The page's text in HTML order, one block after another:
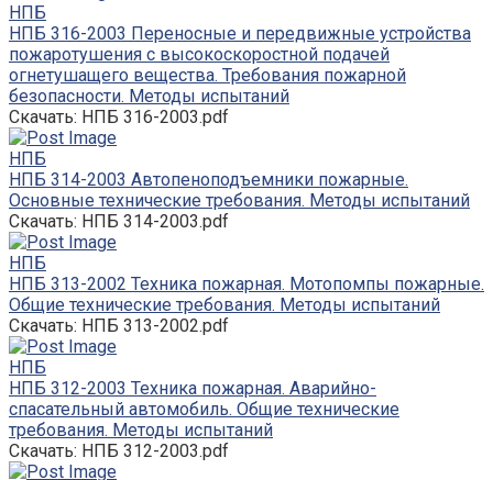
НПБ
НПБ 316-2003 Переносные и передвижные устройства
пожаротушения с высокоскоростной подачей
огнетушащего вещества. Требования пожарной
безопасности. Методы испытаний
Скачать: НПБ 316-2003.pdf
НПБ
НПБ 314-2003 Автопеноподъемники пожарные.
Основные технические требования. Методы испытаний
Скачать: НПБ 314-2003.pdf
НПБ
НПБ 313-2002 Техника пожарная. Мотопомпы пожарные.
Общие технические требования. Методы испытаний
Скачать: НПБ 313-2002.pdf
НПБ
НПБ 312-2003 Техника пожарная. Аварийно-
спасательный автомобиль. Общие технические
требования. Методы испытаний
Скачать: НПБ 312-2003.pdf